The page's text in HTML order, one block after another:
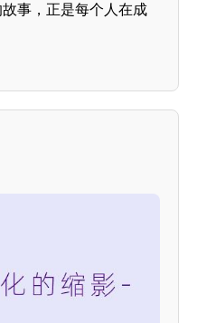
事，正是每个人在成